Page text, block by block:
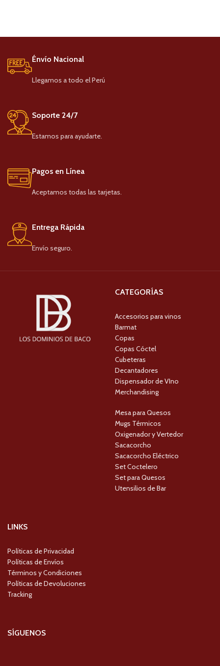
Énvío Nacional
Llegamos a todo el Perú
Soporte 24/7
Estamos para ayudarte.
Pagos en Línea
Aceptamos todas las tarjetas.
Entrega Rápida
Envío seguro.
CATEGORÍAS
Accesorios para vinos
Barmat
Copas
Copas Cóctel
Cubeteras
Decantadores
Dispensador de VIno
Merchandising
Mesa para Quesos
Mugs Térmicos
Oxigenador y Vertedor
Sacacorcho
Sacacorcho Eléctrico
Set Coctelero
Set para Quesos
Utensilios de Bar
LINKS
Políticas de Privacidad
Políticas de Envíos
Términos y Condiciones
Políticas de Devoluciones
Tracking
SÍGUENOS